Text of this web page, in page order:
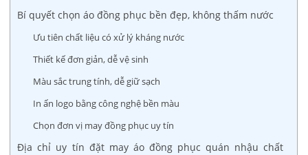
Bí quyết chọn áo đồng phục bền đẹp, không thấm nước
Ưu tiên chất liệu có xử lý kháng nước
Thiết kế đơn giản, dễ vệ sinh
Màu sắc trung tính, dễ giữ sạch
In ấn logo bằng công nghệ bền màu
Chọn đơn vị may đồng phục uy tín
Địa chỉ uy tín đặt may áo đồng phục quán nhậu chất